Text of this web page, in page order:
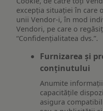
excepția situației în care
unii Vendor-i, în mod
Vendori, pe care o
“Confidențialitatea dvs.”.
Furnizarea și
conținutului
Anumite
capacitățile
asigura